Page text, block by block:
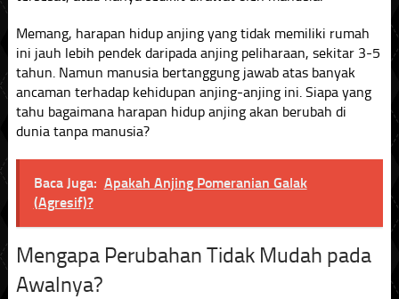
Memang, harapan hidup anjing yang tidak memiliki rumah
ini jauh lebih pendek daripada anjing peliharaan, sekitar 3-5
tahun. Namun manusia bertanggung jawab atas banyak
ancaman terhadap kehidupan anjing-anjing ini. Siapa yang
tahu bagaimana harapan hidup anjing akan berubah di
dunia tanpa manusia?
Baca Juga: Apakah Anjing Pomeranian Galak
(Agresif)?
Mengapa Perubahan Tidak Mudah pada
Awalnya?